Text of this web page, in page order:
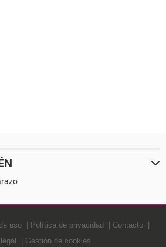
uso Política de privacidad
Contacto
Gestión de cookies